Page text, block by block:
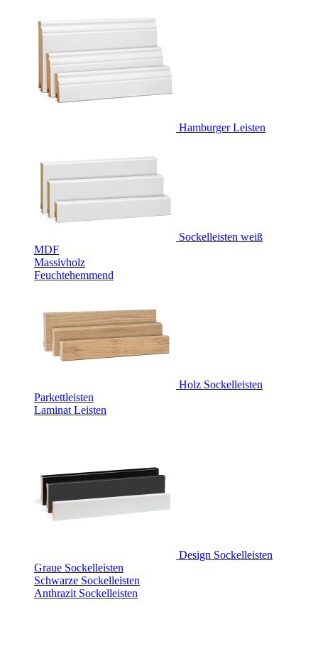
Hamburger Leisten
Sockelleisten weiß
MDF
Massivholz
Feuchtehemmend
Holz Sockelleisten
Parkettleisten
Laminat Leisten
Design Sockelleisten
Graue Sockelleisten
Schwarze Sockelleisten
Anthrazit Sockelleisten